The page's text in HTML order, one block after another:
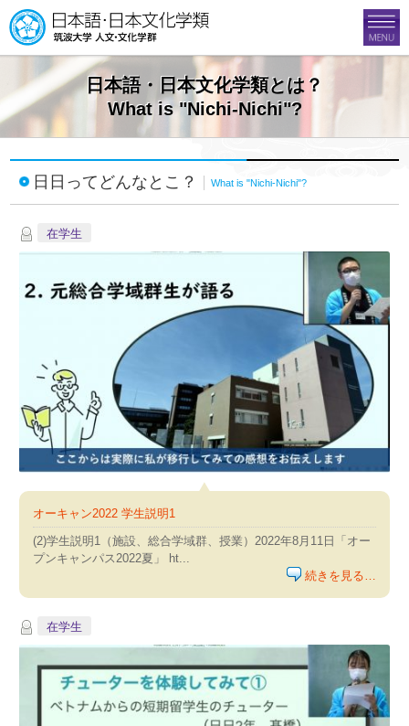
日本語・日本文化学類とは？
What is "Nichi-Nichi"?
日日ってどんなとこ？ What is "Nichi-Nichi"?
在学生
オーキャン2022 学生説明1
(2)学生説明1（施設、総合学域群、授業）2022年8月11日「オー
プンキャンパス2022夏」 ht...
続きを見る…
在学生